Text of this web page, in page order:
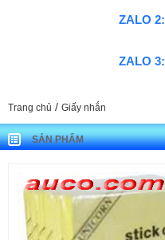
ZALO 2:
ZALO 3:
Trang chủ / Giấy nhắn
SẢN PHẨM